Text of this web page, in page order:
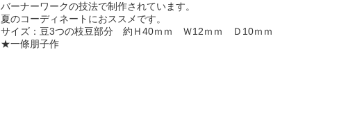
バーナーワークの技法で制作されています。
夏のコーディネートにおススメです。
サイズ：豆3つの枝豆部分 約Ｈ40ｍｍ Ｗ12ｍｍ Ｄ10ｍｍ
★一條朋子作